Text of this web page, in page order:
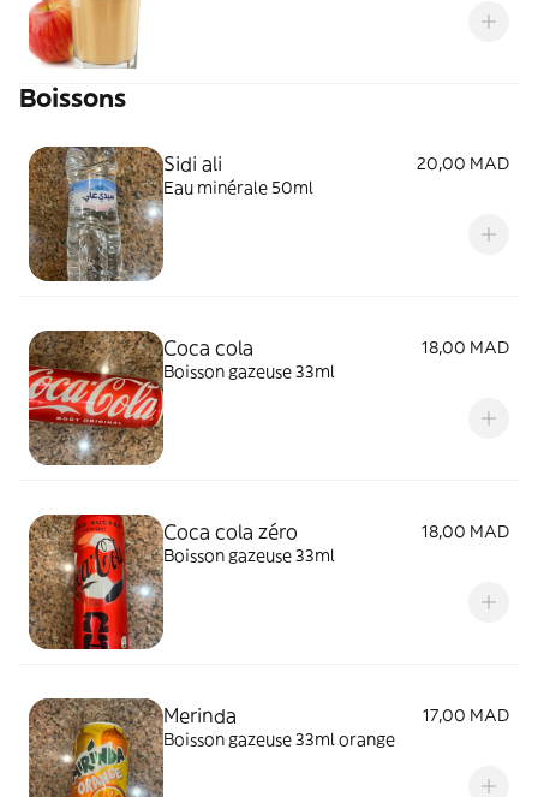
Boissons
Sidi ali
20,00 MAD
Eau minérale 50ml
Coca cola
18,00 MAD
Boisson gazeuse 33ml
Coca cola zéro
18,00 MAD
Boisson gazeuse 33ml
Merinda
17,00 MAD
Boisson gazeuse 33ml orange